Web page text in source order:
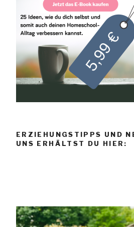
ERZIEHUNGSTIPPS UND
UNS ERHÄLTST DU HIER: